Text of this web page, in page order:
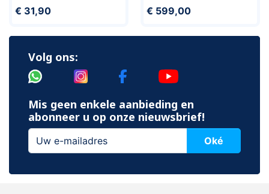
€ 31,90
€ 599,00
Volg ons:
Mis geen enkele aanbieding en
abonneer u op onze nieuwsbrief!
Oké